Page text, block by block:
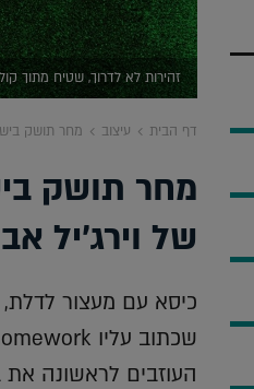
זהירות לא לדרוך, שטיח מתוך
דף הבית עיצוב מחר תושק
מחר תושק
של וירג'יל
כיסא עם מעצור
העוזבים לראשונה את